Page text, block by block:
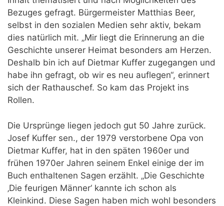
Bezuges gefragt. Bürgermeister Matthias Beer,
selbst in den sozialen Medien sehr aktiv, bekam
dies natürlich mit. „Mir liegt die Erinnerung an die
Geschichte unserer Heimat besonders am Herzen.
Deshalb bin ich auf Dietmar Kuffer zugegangen und
habe ihn gefragt, ob wir es neu auflegen“, erinnert
sich der Rathauschef. So kam das Projekt ins
Rollen.
Die Ursprünge liegen jedoch gut 50 Jahre zurück.
Josef Kuffer sen., der 1979 verstorbene Opa von
Dietmar Kuffer, hat in den späten 1960er und
frühen 1970er Jahren seinem Enkel einige der im
Buch enthaltenen Sagen erzählt. „Die Geschichte
‚Die feurigen Männer‘ kannte ich schon als
Kleinkind. Diese Sagen haben mich wohl besonders